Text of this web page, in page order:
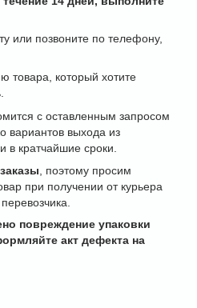
или позвоните по телефону,
товара, который хотите
с оставленным запросом
вариантов выхода из
в кратчайшие сроки.
, поэтому просим
при получении от курьера
повреждение упаковки
акт дефекта на